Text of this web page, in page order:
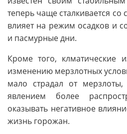
теперь чаще сталкивается
влияет на режим осадков и
и пасмурные дни.
Кроме того, клматические
изменению мерзлотных
мало страдал от
явлением более
оказывать негативное
жизнь горожан.